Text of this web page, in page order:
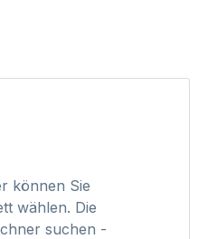
können Sie
wählen. Die
suchen -